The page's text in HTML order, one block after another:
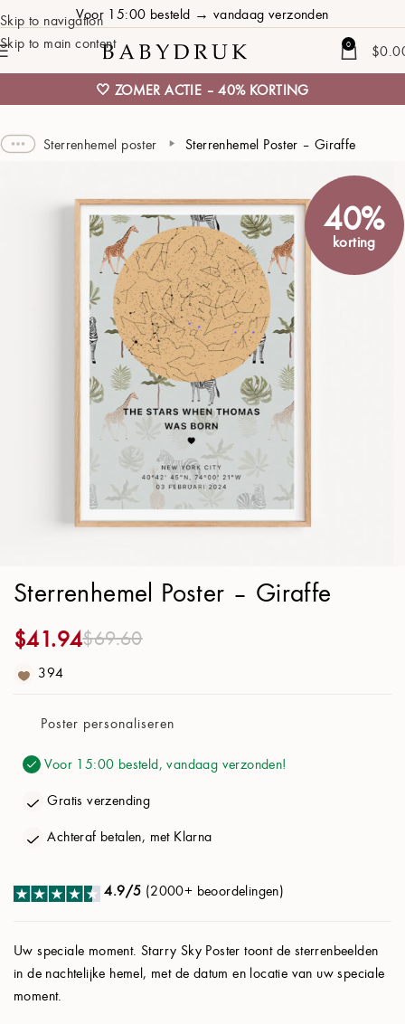
Skip to navigation
Skip to main content
Voor 15:00 besteld → vandaag verzonden
0 $
🤍 ZOMER ACTIE – 40% KORTING
Geboorte van ons kleintje ❤
PLAATS KIEZEN
52°22'03" N, 004°54'15" E
01 JANUARI 2026
Poster Papier
21x30cm (8.3x11.8 in)
Kaart kleur: Geel
Stijl:
Rooster:
Melkweg:
Personaliseren
Sterrenhemel poster Sterrenhemel Poster – Giraffe
40%
korting
Sterrenhemel Poster – Giraffe
$69.60
$41.94
394
Poster personaliseren
Voor 15:00 besteld, vandaag verzonden!
Gratis verzending
Achteraf betalen, met Klarna
4.9/5 (2000+ beoordelingen)
Uw speciale moment. Starry Sky Poster toont de sterrenbeelden
in de nachtelijke hemel, met de datum en locatie van uw speciale
moment.